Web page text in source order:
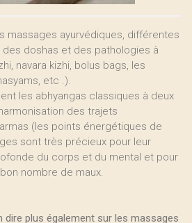
massages ayurvédiques, différentes
doshas et des pathologies à
navara kizhi, bolus bags, les
etc .).
les abhyangas classiques à deux
des trajets
(les points énergétiques de
sont très précieux pour leur
du corps et du mental et pour
nombre de maux.
dire plus également sur les massages